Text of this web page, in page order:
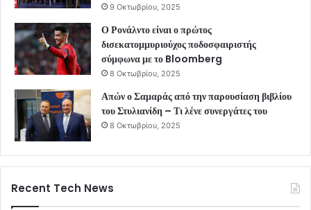
9 Οκτωβρίου, 2025
Ο Ρονάλντο είναι ο πρώτος
δισεκατομμυριούχος ποδοσφαιριστής
σύμφωνα με το Bloomberg
8 Οκτωβρίου, 2025
Απών ο Σαμαράς από την παρουσίαση βιβλίου
του Στυλιανίδη – Τι λένε συνεργάτες του
8 Οκτωβρίου, 2025
Recent Tech News